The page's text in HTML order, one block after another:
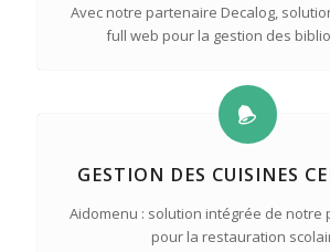
Avec notre partenaire Decalog,
full web pour la gestion des
GESTION DES CUISINES
Aidomenu : solution intégrée de notre
pour la restauration